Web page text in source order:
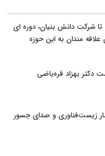
تا شرکت دانش بنیان، دوره ای
علاقه مندان به این حوزه
دکتر بهزاد قره‌یاضی
زیست‌فناوری و صدای جسور